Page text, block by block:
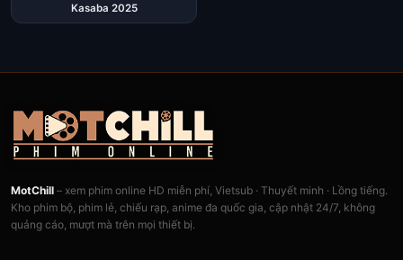
Kasaba 2025
MotChill – xem phim online HD miễn phí, Vietsub · Thuyết minh · Lồng tiếng.
Kho phim bộ, phim lẻ, chiếu rạp, anime đa quốc gia, cập nhật 24/7, không
quảng cáo, mượt mà trên mọi thiết bị.